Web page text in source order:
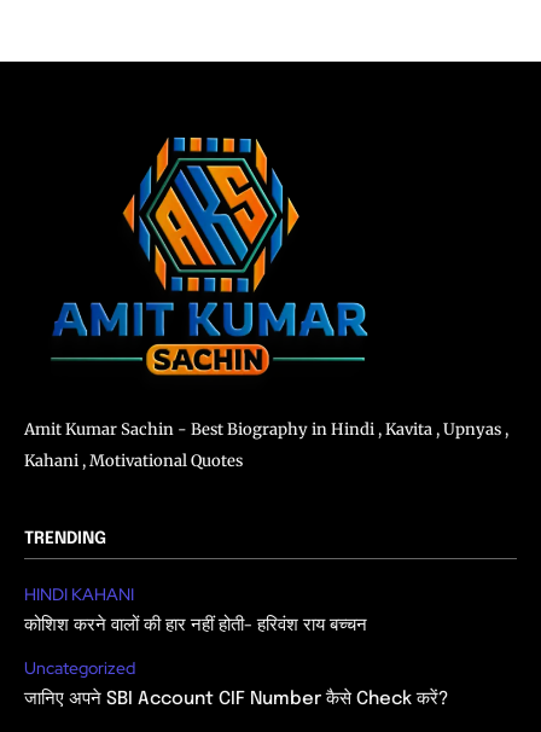
Amit Kumar Sachin - Best Biography in Hindi , Kavita , Upnyas ,
Kahani , Motivational Quotes
TRENDING
HINDI KAHANI
कोशिश करने वालों की हार नहीं होती- हरिवंश राय बच्चन
Uncategorized
जानिए अपने SBI Account CIF Number कैसे Check करें?